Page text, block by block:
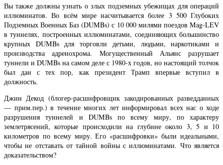
Вы также должны узнать о злых подземных убежищах для операций
иллюминатов. Во всём мире насчитывается более 3 500 Глубоких
Подземных Военных Баз (DUMBs) с 10 000 милями поездов Mag-LEV
в туннелях, построенных иллюминатами, соединяющих большинство
крупных DUMBs для торговли детьми, людьми, наркотиками и
производства адренохрома. Могущественный Альянс разрушает
туннели и DUMBs на самом деле с 1980-х годов, но настоящий толчок
был дан с тех пор, как президент Трамп впервые вступил в
должность.
Джин Декод (блогер-расшифровщик закодированных разведданных
— прим.пер.) в течение многих лет информировал всех нас о ходе
разрушения туннелей и DUMBs по всему миру, по характеру
землетрясений, которые происходили на глубине около 3, 5 и 10
километров по всему миру. Его «расшифровки» были идеальными,
чтобы не отставать от тайной войны с иллюминатами. Что является
доказательством?